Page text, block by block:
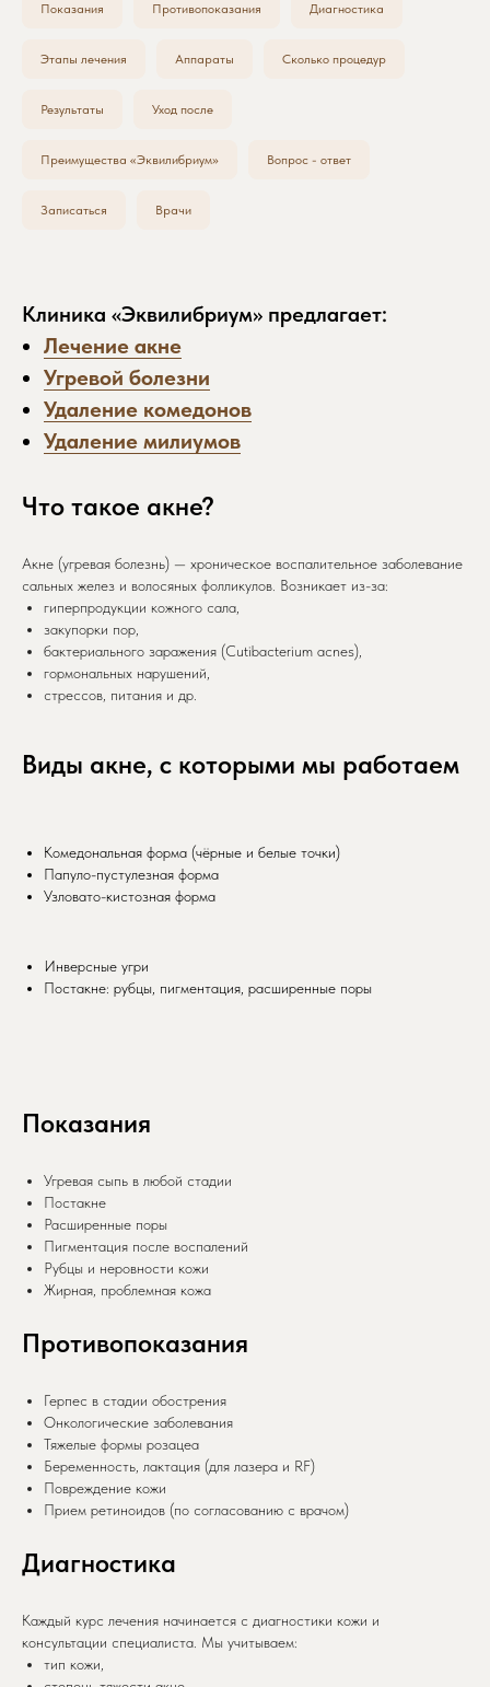
Показания Противопоказания Диагностика
Этапы лечения Аппараты Сколько процедур
Результаты Уход после
Преимущества «Эквилибриум» Вопрос - ответ
Записаться Врачи
Клиника «Эквилибриум» предлагает:
Лечение акне
Угревой болезни
Удаление комедонов
Удаление милиумов
Что такое акне?
Акне (угревая болезнь) — хроническое воспалительное заболевание
сальных желез и волосяных фолликулов. Возникает из-за:
гиперпродукции кожного сала,
закупорки пор,
бактериального заражения (Cutibacterium acnes),
гормональных нарушений,
стрессов, питания и др.
Виды акне, с которыми мы работаем
Комедональная форма (чёрные и белые точки)
Папуло-пустулезная форма
Узловато-кистозная форма
Инверсные угри
Постакне: рубцы, пигментация, расширенные поры
Показания
Угревая сыпь в любой стадии
Постакне
Расширенные поры
Пигментация после воспалений
Рубцы и неровности кожи
Жирная, проблемная кожа
Противопоказания
Герпес в стадии обострения
Онкологические заболевания
Тяжелые формы розацеа
Беременность, лактация (для лазера и RF)
Повреждение кожи
Прием ретиноидов (по согласованию с врачом)
Диагностика
Каждый курс лечения начинается с диагностики кожи и
консультации специалиста. Мы учитываем:
тип кожи,